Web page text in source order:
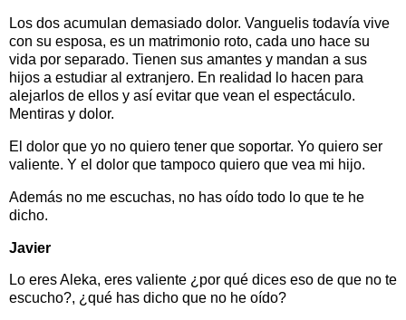
Los dos acumulan demasiado dolor. Vanguelis todavía vive
con su esposa, es un matrimonio roto, cada uno hace su
vida por separado. Tienen sus amantes y mandan a sus
hijos a estudiar al extranjero. En realidad lo hacen para
alejarlos de ellos y así evitar que vean el espectáculo.
Mentiras y dolor.
El dolor que yo no quiero tener que soportar. Yo quiero ser
valiente. Y el dolor que tampoco quiero que vea mi hijo.
Además no me escuchas, no has oído todo lo que te he
dicho.
Javier
Lo eres Aleka, eres valiente ¿por qué dices eso de que no te
escucho?, ¿qué has dicho que no he oído?